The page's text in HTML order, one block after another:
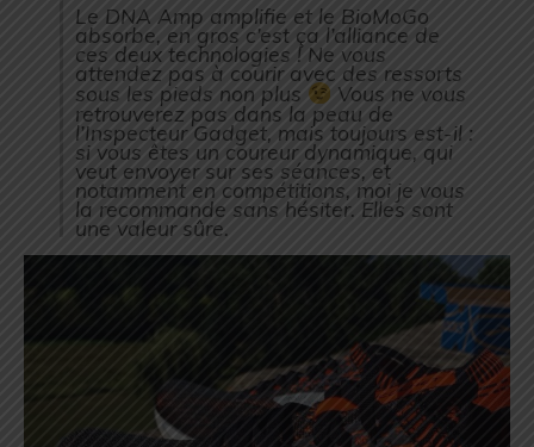
Le DNA Amp amplifie et le BioMoGo
absorbe, en gros c’est ça l’alliance de
ces deux technologies ! Ne vous
attendez pas à courir avec des ressorts
sous les pieds non plus Vous ne vous
retrouverez pas dans la peau de
l’Inspecteur Gadget, mais toujours est-il :
si vous êtes un coureur dynamique, qui
veut envoyer sur ses séances, et
notamment en compétitions, moi je vous
la recommande sans hésiter. Elles sont
une valeur sûre.